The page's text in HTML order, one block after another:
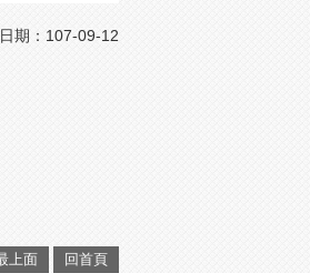
日期：107-09-12
上面 回首頁